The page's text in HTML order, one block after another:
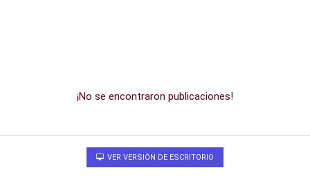
¡No se encontraron publicaciones!
VER VERSIÓN DE ESCRITORIO